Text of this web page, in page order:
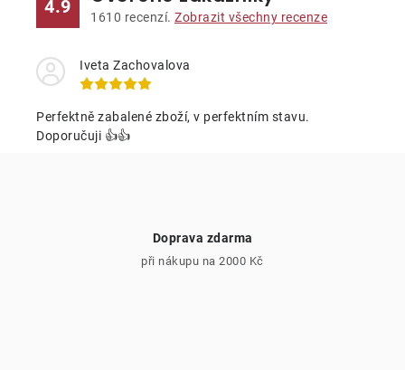
Prodávané značky
Klub výhod
Naše katalogy
4.9 1610 recenzí. Zobrazit všechny recenze
Iveta Zachovalova
Perfektně zabalené zboží, v perfektním stavu.
Doporučuji 👍👍
Doprava zdarma
při nákupu na 2000 Kč